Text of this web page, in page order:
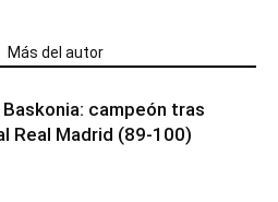
Más del autor
campeón tras
Real Madrid (89-100)